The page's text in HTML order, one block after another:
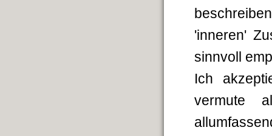
'inneren'
sinnvoll
Ich
vermute